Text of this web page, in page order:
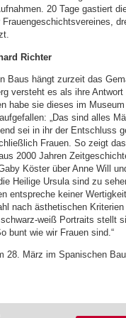
20 Tage gastiert
Richter
Baus hängt zurzeit das
versteht es als ihre Antwort
habe sie dieses im Museum
„Das sind alles
sei in ihr der Entschluss
Frauen. So zeigt
2000 Jahren
Köster über Anne Will
Heilige Ursula sind zu
entspreche keiner
nach ästhetischen
weiß Portraits stellt
bunt wie wir Frauen sind.“
28. März im Spanischen